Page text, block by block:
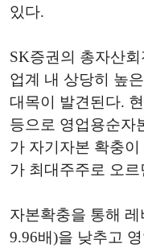
있다.
SK증권의 총자산
업계 내 상당히 높
대목이 발견된다.
등으로 영업용순자
가 자기자본 확충
가 최대주주로 오
자본확충을 통해
9.96배)을 낮추고